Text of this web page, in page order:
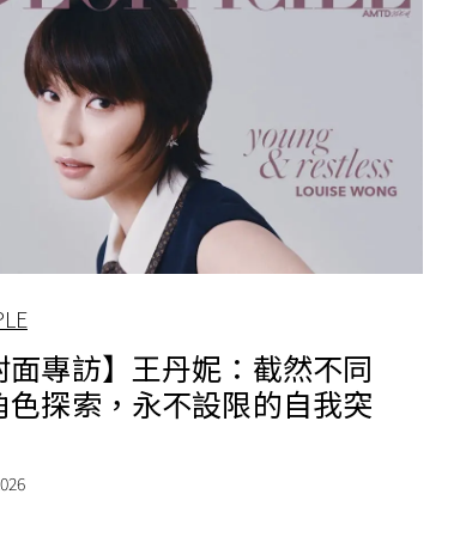
面專訪】王丹妮：截然不同
色探索，永不設限的自我突